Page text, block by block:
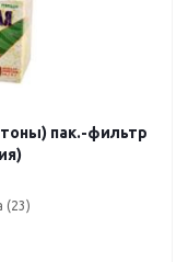
пак.-фильтр
(23)